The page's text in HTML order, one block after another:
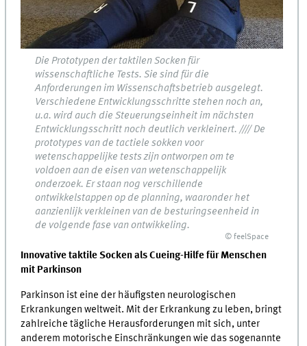
Die Prototypen der taktilen Socken für
wissenschaftliche Tests. Sie sind für die
Anforderungen im Wissenschaftsbetrieb ausgelegt.
Verschiedene Entwicklungsschritte stehen noch an,
u.a. wird auch die Steuerungseinheit im nächsten
Entwicklungsschritt noch deutlich verkleinert. //// De
prototypes van de tactiele sokken voor
wetenschappelijke tests zijn ontworpen om te
voldoen aan de eisen van wetenschappelijk
onderzoek. Er staan nog verschillende
ontwikkelstappen op de planning, waaronder het
aanzienlijk verkleinen van de besturingseenheid in
de volgende fase van ontwikkeling.
© feelSpace
Innovative taktile Socken als Cueing-Hilfe für Menschen
mit Parkinson
Parkinson ist eine der häufigsten neurologischen
Erkrankungen weltweit. Mit der Erkrankung zu leben, bringt
zahlreiche tägliche Herausforderungen mit sich, unter
anderem motorische Einschränkungen wie das sogenannte